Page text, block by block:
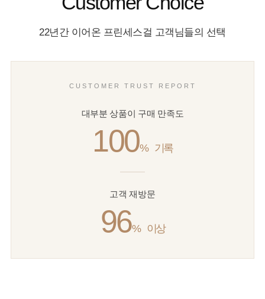
22년간 이어온 프린세스걸 고객님들의 선택
CUSTOMER TRUST REPORT
대부분 상품이 구매 만족도
100% 기록
고객 재방문
96% 이상